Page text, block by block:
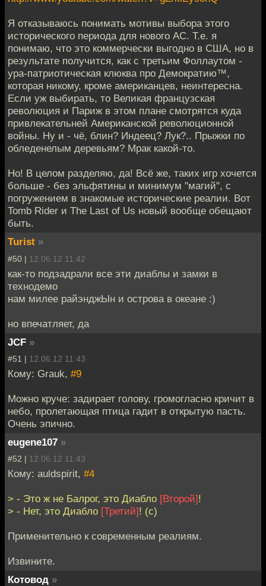
Я отказываюсь понимать мотивы выбора этого
исторического периода для нового АС. Т.е. я
понимаю, что это коммерчески выгодно в США, но в
результате получится, как с третьим Фоллаутом -
ура-патриотическая клюква про Демократию™,
которая никому, кроме американцев, неинтересна.
Если уж выбирать, то Великая французская
революция и Париж в этом плане смотрятся куда
привлекательней Американской революционной
войны. Ну и - чё, блин? Индеец? Лук?.. Прыжки по
обледенелым деревьям? Мрак какой-то.
Но! В целом разделяю, да! Всё же, таких игр хочется
больше - без эльфятины и минимум "магий", с
погружением в знакомые исторические реалии. Вот
Tomb Rider и The Last of Us новый вообще обещают
быть.
Turist »
#50 | 12.06.12 11:42
как-то подзадрали все эти диаблы и замки в
технодемо
нам милее райэнджЫн и острова в океане :)
но впечатляет, да
JCF »
#51 | 12.06.12 11:43
Кому: Grauk, #9
Можно круче: задирает голову, громогласно кричит в
небо, пролетающая птица гадит в открытую пасть.
Очень эпично.
eugene107 »
#52 | 12.06.12 11:43
Кому: auldspirit, #4
> - Это ж не Балрог, это Диабло [Второй]!
> - Нет, это Диабло [Третий]! (с)
Применительно к современным реалиям.
Извините.
Котовод »